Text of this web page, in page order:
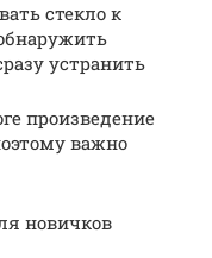
стекло к
устранить
произведение
важно
новичков